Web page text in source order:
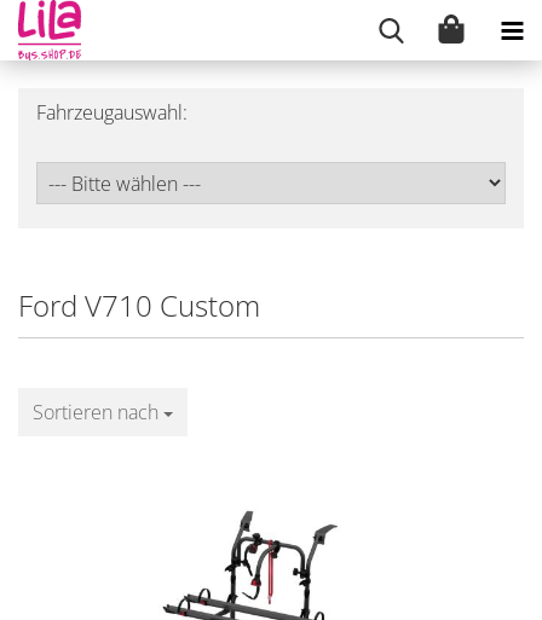
Fahrzeugauswahl:
Ford V710 Custom
Sortieren nach
Sortieren nach